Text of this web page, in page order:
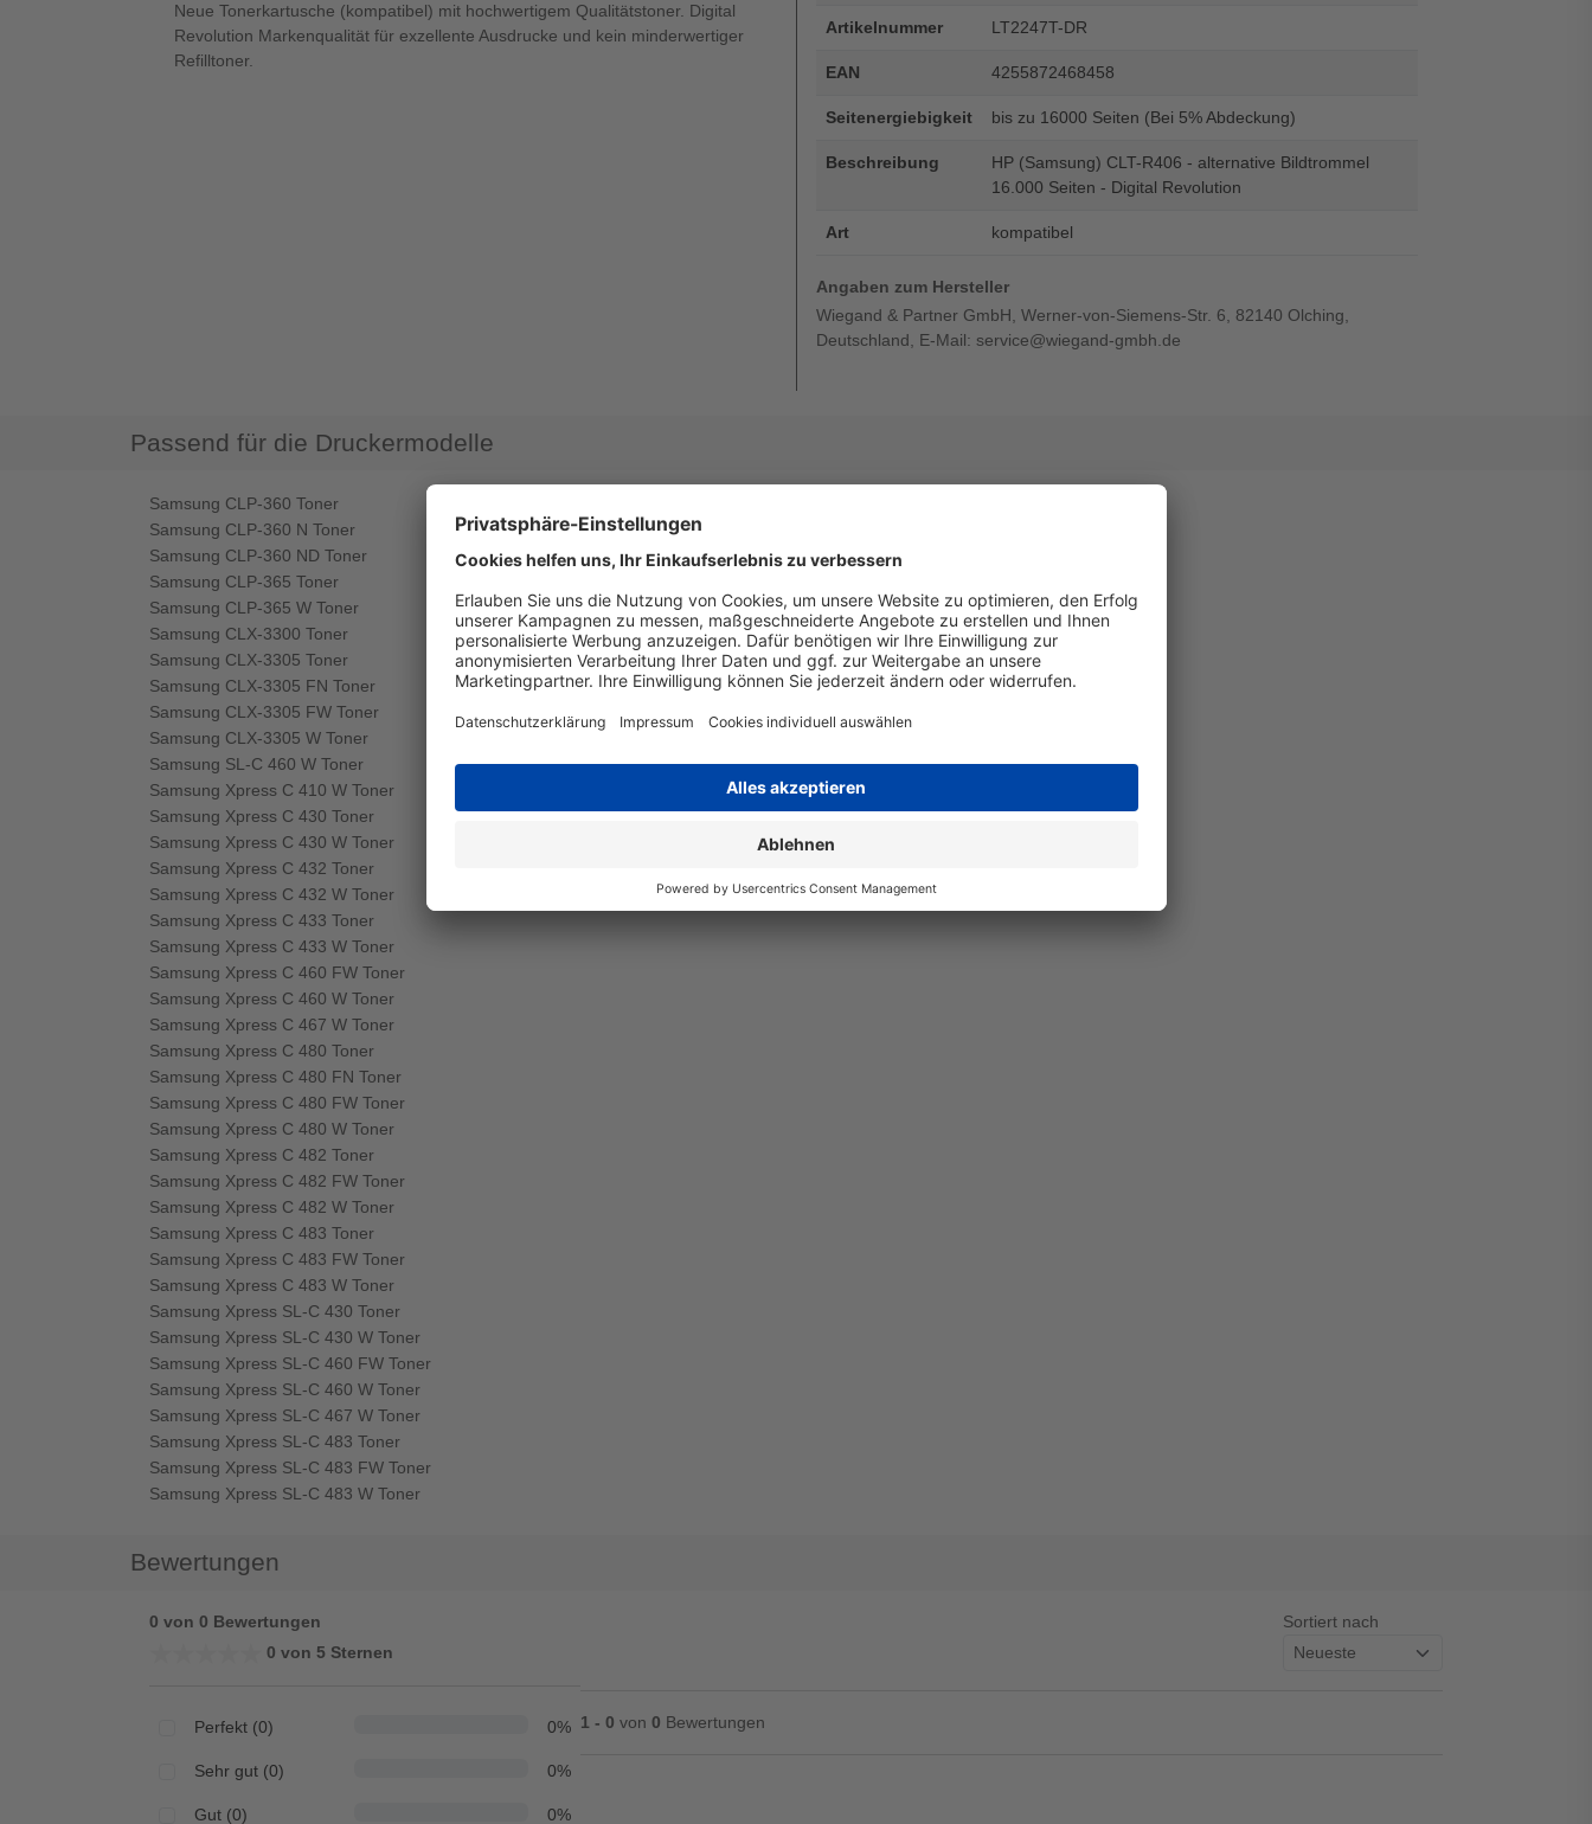
Neue Tonerkartusche (kompatibel) mit hochwertigem Qualitätstoner. Digital
Revolution Markenqualität für exzellente Ausdrucke und kein minderwertiger
Refilltoner.
Artikelnummer LT2247T-DR
EAN 4255872468458
Seitenergiebigkeit bis zu 16000 Seiten (Bei 5% Abdeckung)
Beschreibung
HP (Samsung) CLT-R406 - alternative Bildtrommel
16.000 Seiten - Digital Revolution
Art kompatibel
Angaben zum Hersteller
Wiegand & Partner GmbH, Werner-von-Siemens-Str. 6, 82140 Olching,
Deutschland, E-Mail: service@wiegand-gmbh.de
Passend für die Druckermodelle
Samsung CLP-360 Toner
Samsung CLP-360 N Toner
Samsung CLP-360 ND Toner
Samsung CLP-365 Toner
Samsung CLP-365 W Toner
Samsung CLX-3300 Toner
Samsung CLX-3305 Toner
Samsung CLX-3305 FN Toner
Samsung CLX-3305 FW Toner
Samsung CLX-3305 W Toner
Samsung SL-C 460 W Toner
Samsung Xpress C 410 W Toner
Samsung Xpress C 430 Toner
Samsung Xpress C 430 W Toner
Samsung Xpress C 432 Toner
Samsung Xpress C 432 W Toner
Samsung Xpress C 433 Toner
Samsung Xpress C 433 W Toner
Samsung Xpress C 460 FW Toner
Samsung Xpress C 460 W Toner
Samsung Xpress C 467 W Toner
Samsung Xpress C 480 Toner
Samsung Xpress C 480 FN Toner
Samsung Xpress C 480 FW Toner
Samsung Xpress C 480 W Toner
Samsung Xpress C 482 Toner
Samsung Xpress C 482 FW Toner
Samsung Xpress C 482 W Toner
Samsung Xpress C 483 Toner
Samsung Xpress C 483 FW Toner
Samsung Xpress C 483 W Toner
Samsung Xpress SL-C 430 Toner
Samsung Xpress SL-C 430 W Toner
Samsung Xpress SL-C 460 FW Toner
Samsung Xpress SL-C 460 W Toner
Samsung Xpress SL-C 467 W Toner
Samsung Xpress SL-C 483 Toner
Samsung Xpress SL-C 483 FW Toner
Samsung Xpress SL-C 483 W Toner
Bewertungen
0 von 0 Bewertungen
0 von 5 Sternen
Perfekt (0) 0%
Sehr gut (0) 0%
Gut (0) 0%
Sortiert nach
1 - 0 von 0 Bewertungen